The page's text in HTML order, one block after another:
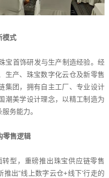
模式
宝首饰研发与生产制造经验。经
生产、珠宝数字化云仓及新零售
集团，拥有自主工厂、专业设计
潮美学设计理念，以精工制造为
务能力。
零售逻辑
型，重磅推出珠宝供应链零售
出“线上数字云仓+线下‘行走的